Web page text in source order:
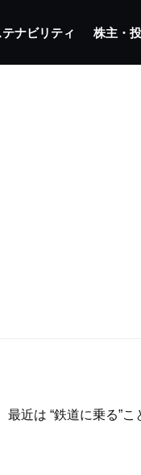
ナビリティ 株主・
近は “鉄道に乗る”